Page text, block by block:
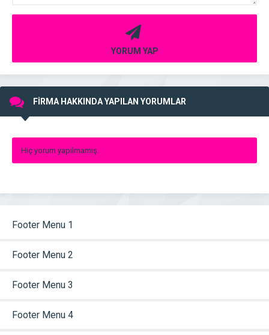
YORUM YAP
FİRMA HAKKINDA YAPILAN YORUMLAR
Hiç yorum yapılmamış.
Footer Menu 1
Footer Menu 2
Footer Menu 3
Footer Menu 4